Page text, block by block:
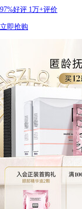
97%好评 1万+评价
立即抢购